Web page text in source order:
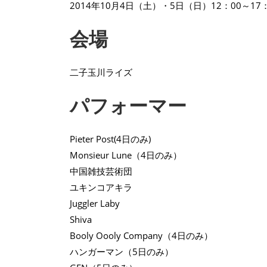
2014年10月4日（土）・5日（日）12：00～17
会場
二子玉川ライズ
パフォーマー
Pieter Post(4日のみ)
Monsieur Lune（4日のみ）
中国雑技芸術団
ユキンコアキラ
Juggler Laby
Shiva
Booly Oooly Company（4日のみ）
ハンガーマン（5日のみ）